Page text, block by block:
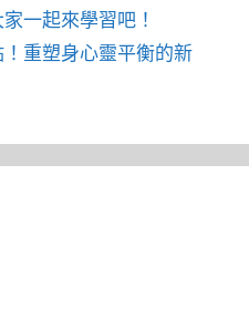
一起來學習吧！
重塑身心靈平衡的新